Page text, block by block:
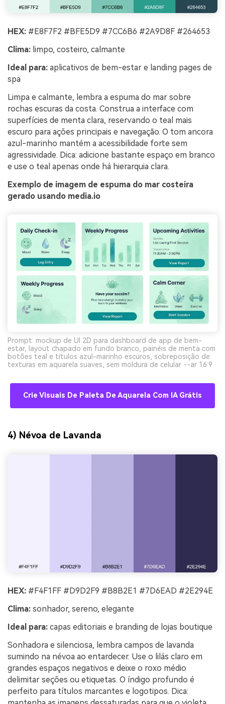
HEX: #E8F7F2 #BFE5D9 #7CC6B6 #2A9D8F #264653
Clima: limpo, costeiro, calmante
Ideal para: aplicativos de bem-estar e landing pages de
spa
Limpa e calmante, lembra a espuma do mar sobre
rochas escuras da costa. Construa a interface com
superfícies de menta clara, reservando o teal mais
escuro para ações principais e navegação. O tom ancora
azul-marinho mantém a acessibilidade forte sem
agressividade. Dica: adicione bastante espaço em branco
e use o teal apenas onde há hierarquia clara.
Exemplo de imagem de espuma do mar costeira
gerado usando media.io
Prompt: mockup de UI 2D para dashboard de app de bem-
estar, layout chapado em fundo branco, painéis de menta com
botões teal e títulos azul-marinho escuros, sobreposição de
texturas em aquarela suaves, sem moldura de celular --ar 16:9
Crie Visuais De Paleta De Aquarela Com IA Grátis
4) Névoa de Lavanda
HEX: #F4F1FF #D9D2F9 #B8B2E1 #7D6EAD #2E294E
Clima: sonhador, sereno, elegante
Ideal para: capas editoriais e branding de lojas boutique
Sonhadora e silenciosa, lembra campos de lavanda
sumindo na névoa ao entardecer. Use o lilás claro em
grandes espaços negativos e deixe o roxo médio
delimitar seções ou etiquetas. O índigo profundo é
perfeito para títulos marcantes e logotipos. Dica: